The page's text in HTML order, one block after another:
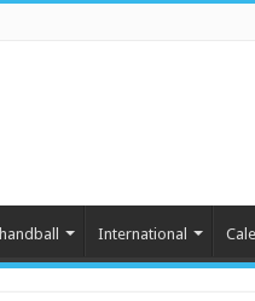
International